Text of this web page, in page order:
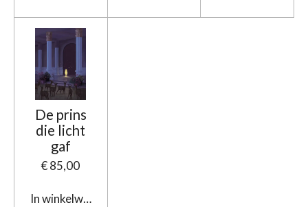
De prins
die licht
gaf
€ 85,00
In winkelwagen